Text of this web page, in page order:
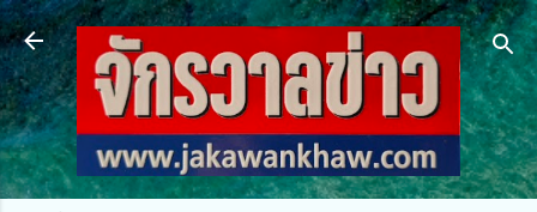
ข้ามไปที่เนื้อหาหลัก